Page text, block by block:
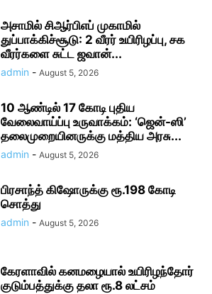
அசாமில் சிஆர்பிஎப் முகாமில்
துப்பாக்கிச்சூடு: 2 வீரர் உயிரிழப்பு, சக
வீரர்களை சுட்ட ஜவான்...
admin - August 5, 2026
10 ஆண்டில் 17 கோடி புதிய
வேலைவாய்ப்பு உருவாக்கம்: ‘ஜென்-ஸி’
தலைமுறையினருக்கு மத்திய அரசு...
admin - August 5, 2026
பிரசாந்த் கிஷோருக்கு ரூ.198 கோடி
சொத்து
admin - August 5, 2026
கேரளாவில் கனமழையால் உயிரிழந்தோர்
குடும்பத்துக்கு தலா ரூ.8 லட்சம்